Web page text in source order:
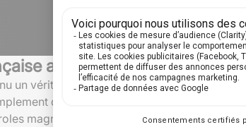
au XXe siècle
un véritable âge d'or. Des artistes tels
des chanteurs ou des musiciens;
magnifiquement écrites, mises en